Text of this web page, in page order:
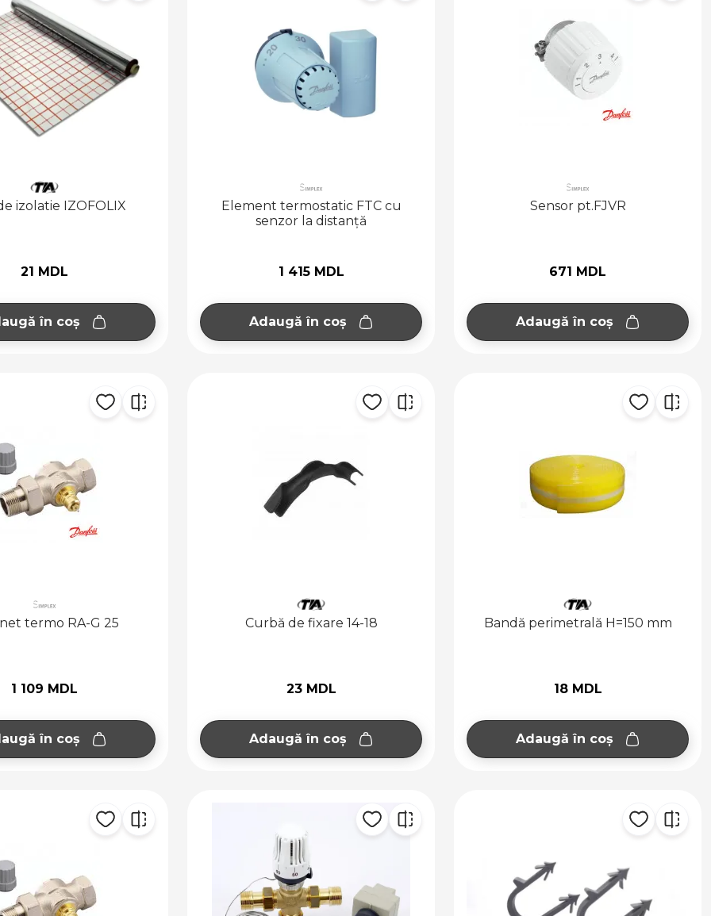
izolatie IZOFOLIX
21 MDL
în coș
Element termostatic FTC cu
senzor la distanță
1 415 MDL
Adaugă în coș
Sensor pt.FJVR
671 MDL
Adaugă în coș
termo RA-G 25
1 109 MDL
în coș
Curbă de fixare 14-18
23 MDL
Adaugă în coș
Bandă perimetrală H=150 mm
18 MDL
Adaugă în coș